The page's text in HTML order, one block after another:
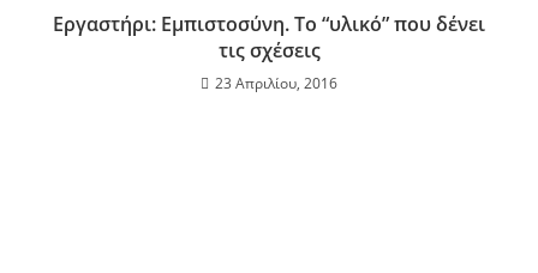
Εργαστήρι: Εμπιστοσύνη. Το “υλικό” που δένει
τις σχέσεις
23 Απριλίου, 2016